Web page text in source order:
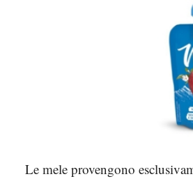
Le mele provengono